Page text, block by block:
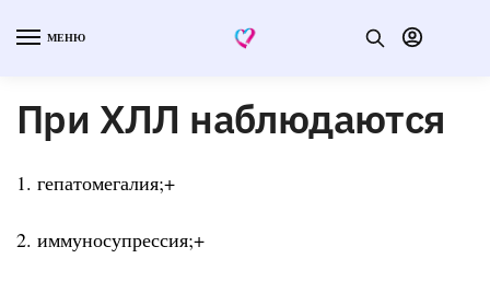
МЕНЮ
При ХЛЛ наблюдаются
1. гепатомегалия;+
2. иммуносупрессия;+